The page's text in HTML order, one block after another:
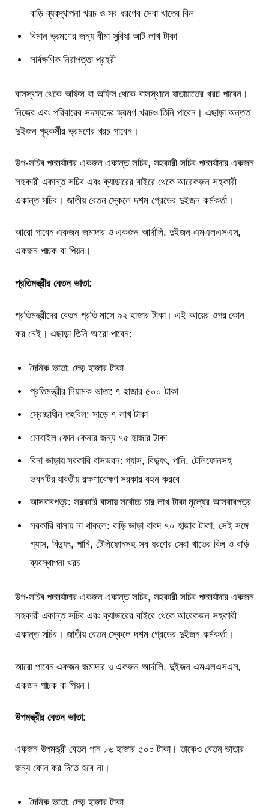
বাড়ি ব্যবস্থাপনা খরচ ও সব ধরণের সেবা খাতের বিল
বিমান ভ্রমণের জন্য বীমা সুবিধা আট লাখ টাকা
সার্বক্ষণিক নিরাপত্তা প্রহরী
বাসস্থান থেকে অফিস বা অফিস থেকে বাসস্থানে যাতায়াতের খরচ পাবেন।
নিজের এবং পরিবারের সদস্যদের ভ্রমণ খরচও তিনি পাবেন। এছাড়া অন্তত
দুইজন গৃহকর্মীর ভ্রমণের খরচ পাবেন।
উপ-সচিব পদমর্যাদার একজন একান্ত সচিব, সহকারী সচিব পদমর্যাদার একজন
সহকারী একান্ত সচিব এবং ক্যাডারের বাইরে থেকে আরেকজন সহকারী
একান্ত সচিব। জাতীয় বেতন স্কেলে দশম গ্রেডের দুইজন কর্মকর্তা।
আরো পাবেন একজন জমাদার ও একজন আর্দালি, দুইজন এমএলএসএস,
একজন পাচক বা পিয়ন।
প্রতিমন্ত্রীর বেতন ভাতা:
প্রতিমন্ত্রীদের বেতন প্রতি মাসে ৯২ হাজার টাকা। এই আয়ের ওপর কোন
কর নেই। এছাড়া তিনি আরো পাবেন:
দৈনিক ভাতা: দেড় হাজার টাকা
প্রতিমন্ত্রীর নিয়ামক ভাতা: ৭ হাজার ৫০০ টাকা
স্বেচ্ছাধীন তহবিল: সাড়ে ৭ লাখ টাকা
মোবাইল ফোন কেনার জন্য ৭৫ হাজার টাকা
বিনা ভাড়ায় সরকারি বাসভবন: গ্যাস, বিদ্যুৎ, পানি, টেলিফোনসহ
ভবনটির যাবতীয় রক্ষণাবেক্ষণ সরকার বহন করবে
আসবাবপত্র: সরকারি বাসায় সর্বোচ্চ চার লাখ টাকা মূল্যের আসবাবপত্র
সরকারি বাসায় না থাকলে: বাড়ি ভাড়া বাবদ ৭০ হাজার টাকা, সেই সঙ্গে
গ্যাস, বিদ্যুৎ, পানি, টেলিফোনসহ সব ধরণের সেবা খাতের বিল ও বাড়ি
ব্যবস্থাপনা খরচ
উপ-সচিব পদমর্যাদার একজন একান্ত সচিব, সহকারী সচিব পদমর্যাদার একজন
সহকারী একান্ত সচিব এবং ক্যাডারের বাইরে থেকে আরেকজন সহকারী
একান্ত সচিব। জাতীয় বেতন স্কেলে দশম গ্রেডের দুইজন কর্মকর্তা।
আরো পাবেন একজন জমাদার ও একজন আর্দালি, দুইজন এমএলএসএস,
একজন পাচক বা পিয়ন।
উপমন্ত্রীর বেতন ভাতা:
একজন উপমন্ত্রী বেতন পান ৮৬ হাজার ৫০০ টাকা। তাকেও বেতন ভাতার
জন্য কোন কর দিতে হবে না।
দৈনিক ভাতা: দেড় হাজার টাকা